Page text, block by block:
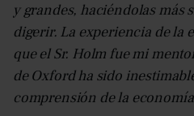
y grandes, haciéndolas más
digerir. La experiencia de la
que el Sr. Holm fue mi
de Oxford ha sido
comprensión de la